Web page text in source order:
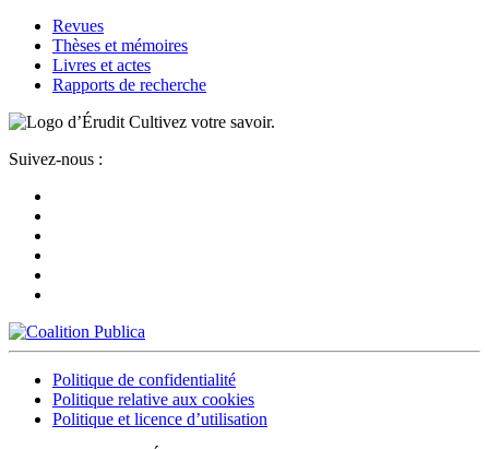
Revues
Thèses et mémoires
Livres et actes
Rapports de recherche
Cultivez votre savoir.
Suivez-nous :
Politique de confidentialité
Politique relative aux cookies
Politique et licence d’utilisation